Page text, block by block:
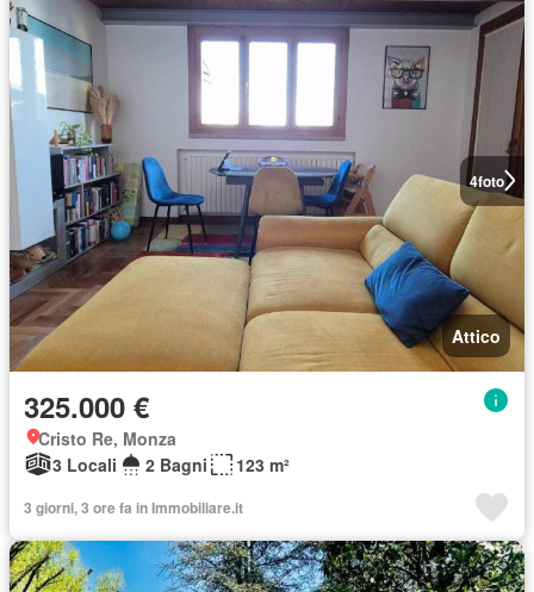
4foto
Attico
325.000 €
Cristo Re, Monza
3 Locali
2 Bagni 123 m²
3 giorni, 3 ore fa in Immobiliare.it